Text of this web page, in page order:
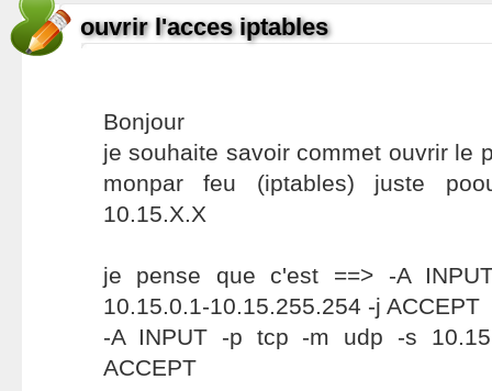
ouvrir l'acces iptables
Bonjour
je souhaite savoir commet ouvrir le
monpar feu (iptables) juste
10.15.X.X
je pense que c'est ==> -A
10.15.0.1-10.15.255.254 -j ACCEPT
-A INPUT -p tcp -m udp -s
ACCEPT